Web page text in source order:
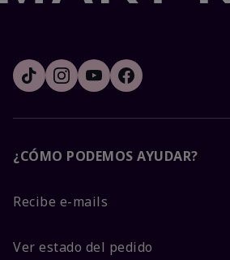
¿CÓMO PODEMOS AYUDAR?
Recibe e-mails
Ver estado del pedido